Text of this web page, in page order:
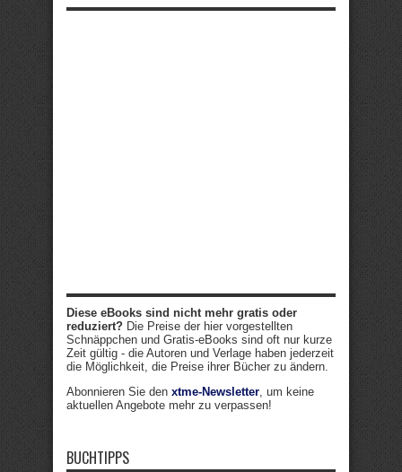
Diese eBooks sind nicht mehr gratis oder
reduziert? Die Preise der hier vorgestellten
Schnäppchen und Gratis-eBooks sind oft nur kurze
Zeit gültig - die Autoren und Verlage haben jederzeit
die Möglichkeit, die Preise ihrer Bücher zu ändern.
Abonnieren Sie den xtme-Newsletter, um keine
aktuellen Angebote mehr zu verpassen!
BUCHTIPPS